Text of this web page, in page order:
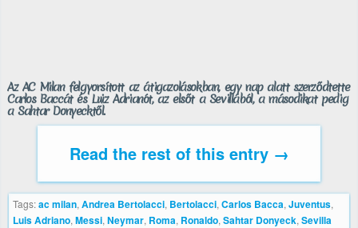
Az AC Milan felgyorsított az átigazolásokban, egy nap alatt szerződtette
Carlos Baccát és Luiz Adrianót, az elsőt a Sevillából, a másodikat pedig
a Sahtar Donyecktől.
Read the rest of this entry →
Tags:ac milan, Andrea Bertolacci, Bertolacci, Carlos Bacca, Juventus,
Luis Adriano, Messi, Neymar, Roma, Ronaldo, Sahtar Donyeck, Sevilla